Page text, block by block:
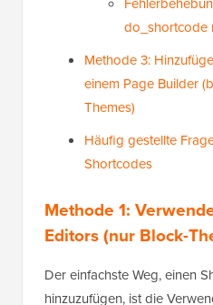
do_shortcode
Methode 3:
einem Page Builder
Themes)
Häufig gestellte
Shortcodes
Methode 1:
Editors (nur Block-
Der einfachste Weg, einen
hinzuzufügen, ist die